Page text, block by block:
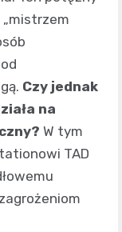
Czy jednak
na
W tym
TAD